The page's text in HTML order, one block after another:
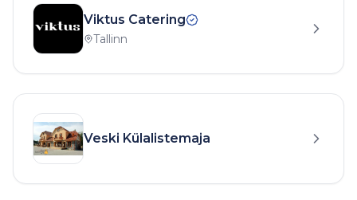
Viktus Catering
Tallinn
Veski Külalistemaja